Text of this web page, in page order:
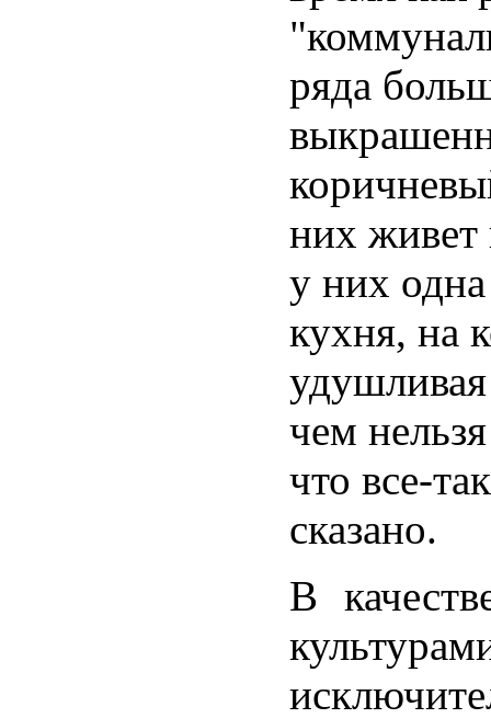
ряда
них живет
у них
кухня, на
чем
что все-
сказано.
В